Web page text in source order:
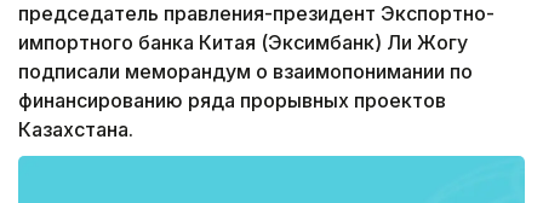
председатель правления-президент Экспортно-
импортного банка Китая (Эксимбанк) Ли Жогу
подписали меморандум о взаимопонимании по
финансированию ряда прорывных проектов
Казахстана.